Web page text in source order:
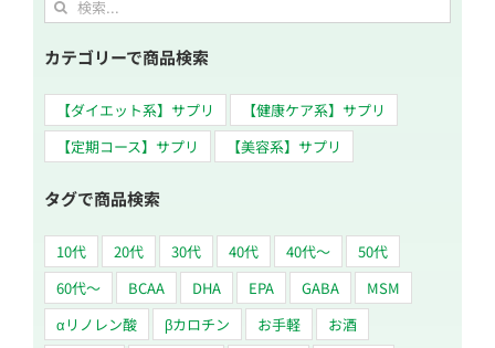
カテゴリーで商品検索
【ダイエット系】サプリ
【健康ケア系】サプリ
【定期コース】サプリ
【美容系】サプリ
タグで商品検索
10代 20代 30代 40代 40代～
50代
60代〜
BCAA DHA EPA GABA
MSM
αリノレン酸
βカロチン お手軽
お酒